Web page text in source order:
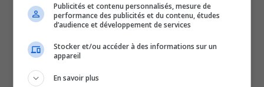
à quelques mètres du parc national d’Opémican.
C’est là que les groupes environnementaux ont
levé certains drapeaux rouges, notamment les impacts
potentiels du projet Onimiki sur l’attractivité du parc
national, sur l’environnement, la faune et d’autres
Publicités et contenu personnalisés, mesure de
performance des publicités et du contenu, études
d’audience et développement de services
Stocker et/ou accéder à des informations sur un
appareil
En savoir plus